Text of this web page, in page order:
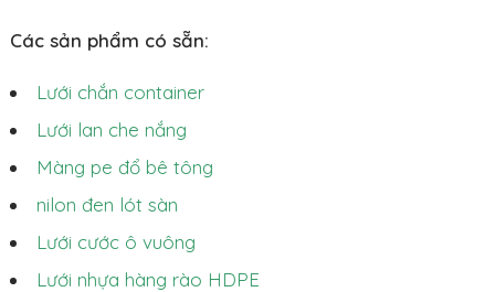
Các sản phẩm có sẵn:
Lưới chắn container
Lưới lan che nắng
Màng pe đổ bê tông
nilon đen lót sàn
Lưới cước ô vuông
Lưới nhựa hàng rào HDPE